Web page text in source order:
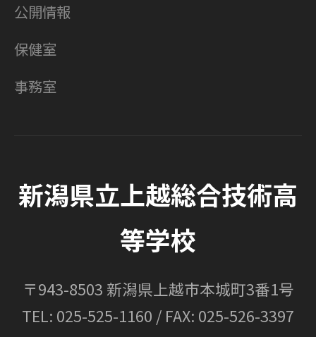
公開情報
保健室
事務室
新潟県立上越総合技術高
等学校
〒943-8503 新潟県上越市本城町3番1号
TEL: 025-525-1160 / FAX: 025-526-3397